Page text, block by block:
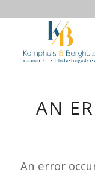
AN
An error